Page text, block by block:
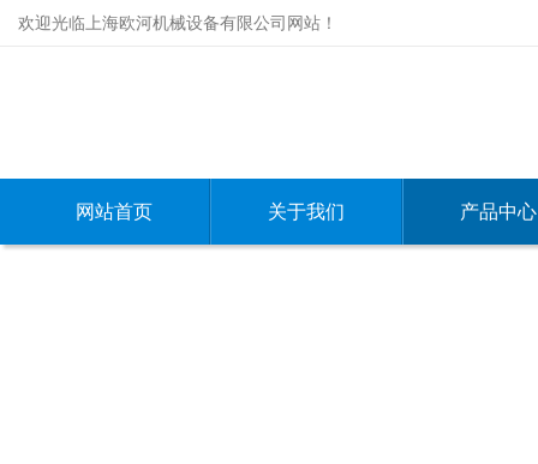
欢迎光临上海欧河机械设备有限公司网站！
网站首页 关于我们 产品中心